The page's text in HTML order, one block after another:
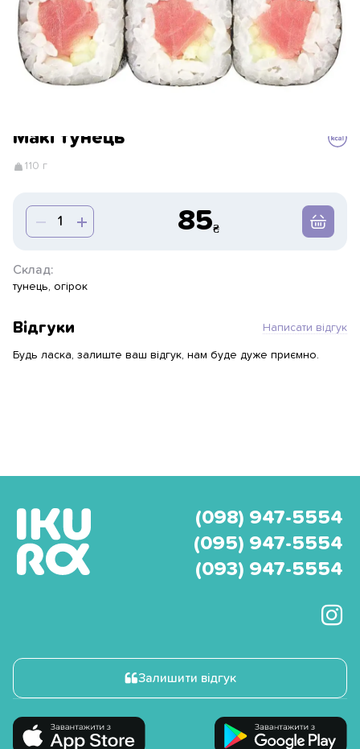
Макі тунець
110 г
85
Склад:
тунець, огірок
Відгуки Написати відгук
Будь ласка, залиште ваш відгук, нам буде дуже приємно.
(098) 947-5554
(095) 947-5554
(093) 947-5554
Залишити відгук